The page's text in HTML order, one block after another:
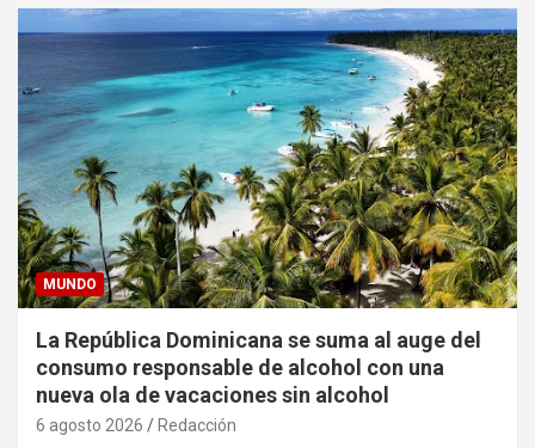
MUNDO
La República Dominicana se suma al auge del
consumo responsable de alcohol con una
nueva ola de vacaciones sin alcohol
6 agosto 2026 Redacción